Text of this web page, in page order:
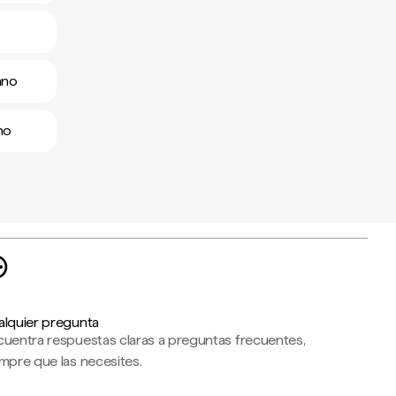
pregunta
respuestas claras a preguntas frecuentes,
que las necesites.